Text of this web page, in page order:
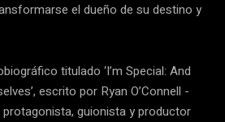
el dueño de su destino y
titulado ‘I’m Special: And
escrito por Ryan O’Connell -
guionista y productor